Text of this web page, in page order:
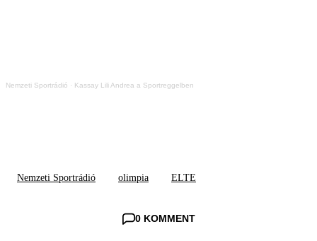
Nemzeti Sportrádió · Kassay Lili Andrea a Sportreggelben
Nemzeti Sportrádió olimpia ELTE
0 KOMMENT